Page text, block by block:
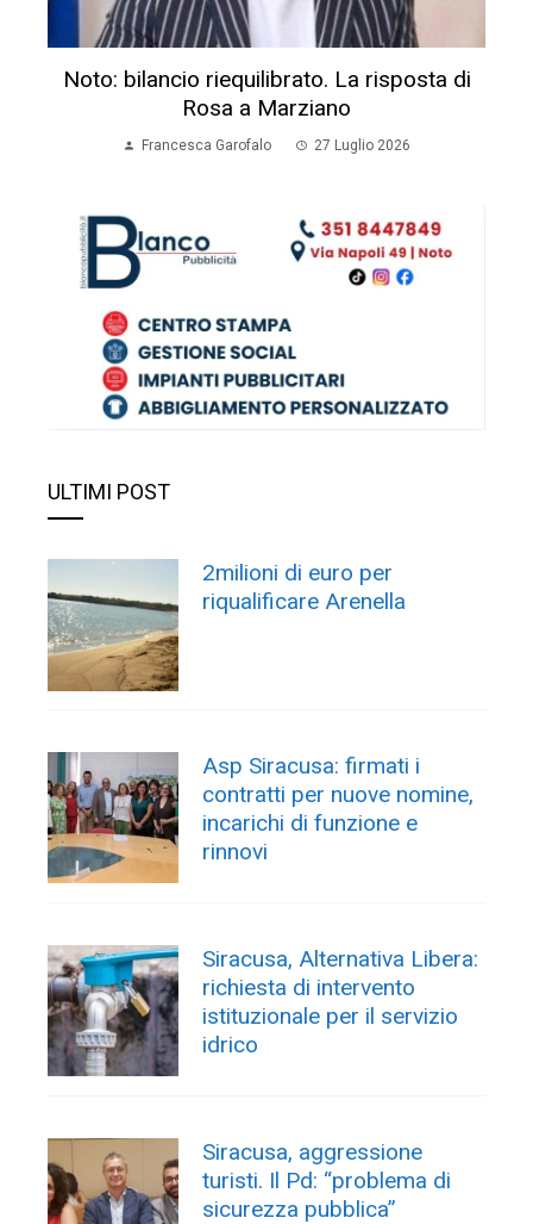
Noto: bilancio riequilibrato. La risposta di
Rosa a Marziano
Francesca Garofalo 27 Luglio 2026
ULTIMI POST
2milioni di euro per
riqualificare Arenella
Asp Siracusa: firmati i
contratti per nuove nomine,
incarichi di funzione e
rinnovi
Siracusa, Alternativa Libera:
richiesta di intervento
istituzionale per il servizio
idrico
Siracusa, aggressione
turisti. Il Pd: “problema di
sicurezza pubblica”